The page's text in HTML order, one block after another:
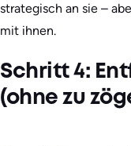
strategisch an sie –
mit ihnen.
Schritt 4:
(ohne zu